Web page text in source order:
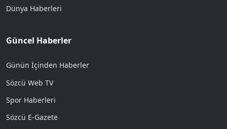
Dünya Haberleri
Güncel Haberler
Günün İçinden Haberler
Sözcü Web TV
Spor Haberleri
Sözcü E-Gazete